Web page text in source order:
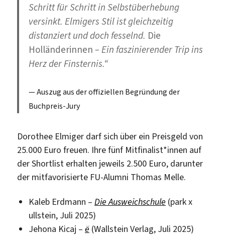
Schritt für Schritt in Selbstüberhebung
versinkt. Elmigers Stil ist gleichzeitig
distanziert und doch fesselnd. Die
Holländerinnen – Ein faszinierender Trip ins
Herz der Finsternis.“
Auszug aus der offiziellen Begründung der
Buchpreis-Jury
Dorothee Elmiger darf sich über ein Preisgeld von
25.000 Euro freuen. Ihre fünf Mitfinalist*innen auf
der Shortlist erhalten jeweils 2.500 Euro, darunter
der mitfavorisierte FU-Alumni Thomas Melle.
Kaleb Erdmann – Die Ausweichschule (park x
ullstein, Juli 2025)
Jehona Kicaj – ë (Wallstein Verlag, Juli 2025)